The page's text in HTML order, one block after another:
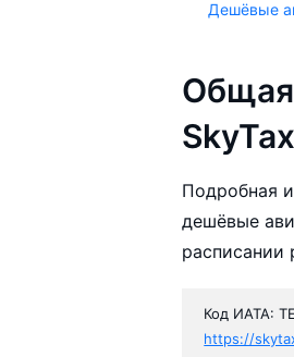
Дешёвые
Общая
Подробная
дешёвые
расписании
Код ИАТА: TE
https://